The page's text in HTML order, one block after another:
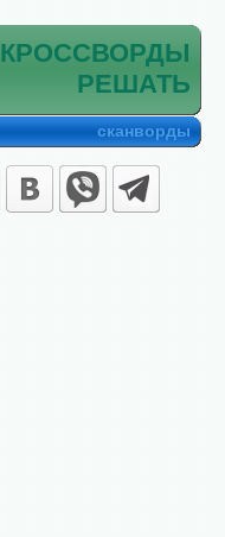
КРОССВОРДЫ
РЕШАТЬ
сканворды